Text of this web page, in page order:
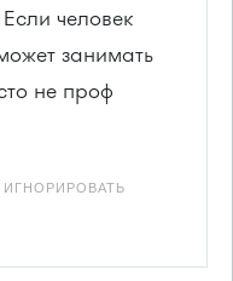
человек
занимать
не проф
ИГНОРИРОВАТЬ